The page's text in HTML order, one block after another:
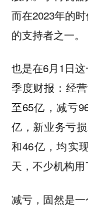
而在2023年的
的支持者之一。
也是在6月1日
季度财报：经
至65亿，减亏
亿，新业务亏
和46亿，均实
天，不少机构用
减亏，固然是